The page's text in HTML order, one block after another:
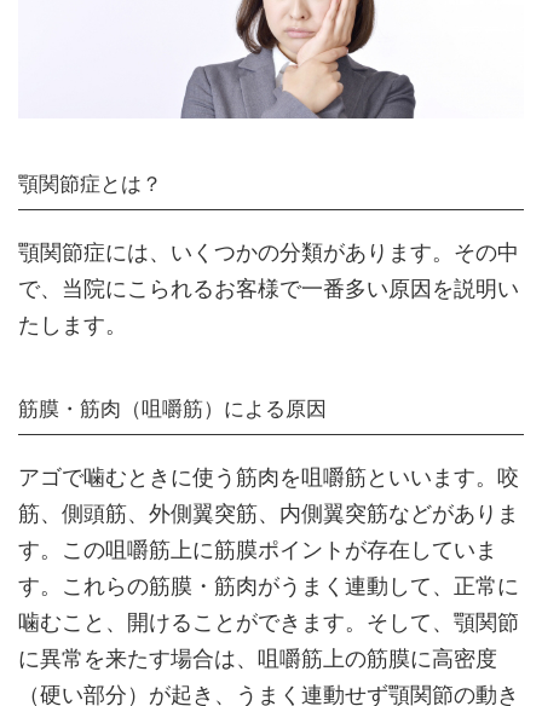
顎関節症とは？
顎関節症には、いくつかの分類があります。その中
で、当院にこられるお客様で一番多い原因を説明い
たします。
筋膜・筋肉（咀嚼筋）による原因
アゴで噛むときに使う筋肉を咀嚼筋といいます。咬
筋、側頭筋、外側翼突筋、内側翼突筋などがありま
す。この咀嚼筋上に筋膜ポイントが存在していま
す。これらの筋膜・筋肉がうまく連動して、正常に
噛むこと、開けることができます。そして、顎関節
に異常を来たす場合は、咀嚼筋上の筋膜に高密度
（硬い部分）が起き、うまく連動せず顎関節の動き